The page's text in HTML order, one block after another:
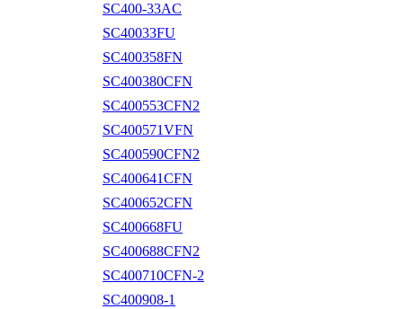
SC400-33AC
SC40033FU
SC400358FN
SC400380CFN
SC400553CFN2
SC400571VFN
SC400590CFN2
SC400641CFN
SC400652CFN
SC400668FU
SC400688CFN2
SC400710CFN-2
SC400908-1